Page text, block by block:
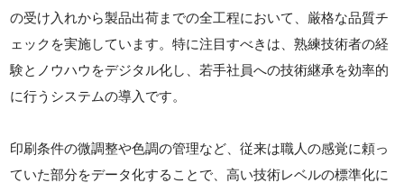
の受け入れから製品出荷までの全工程において、厳格な品質チ
ェックを実施しています。特に注目すべきは、熟練技術者の経
験とノウハウをデジタル化し、若手社員への技術継承を効率的
に行うシステムの導入です。
印刷条件の微調整や色調の管理など、従来は職人の感覚に頼っ
ていた部分をデータ化することで、高い技術レベルの標準化に